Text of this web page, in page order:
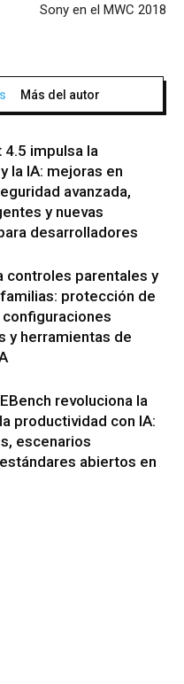
Sony en el MWC 2018
Más del autor
4.5 impulsa la
la IA: mejoras en
avanzada,
y nuevas
desarrolladores
controles parentales y
protección de
y herramientas de
revoluciona la
productividad con IA:
escenarios
abiertos en